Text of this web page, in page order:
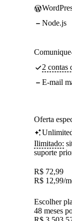
Node.js
2 contas
E-mail
Oferta
Ilimitado:
suporte
R$ 72,99
R$ 12,99/
Escolher
48 meses